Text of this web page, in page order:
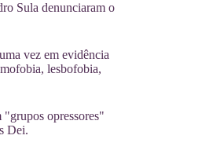
Sula denunciaram o
vez em evidência
lesbofobia,
"grupos opressores"
Dei.